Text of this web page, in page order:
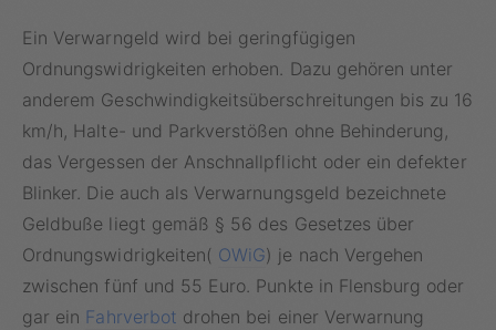
Ein Verwarngeld wird bei geringfügigen
Ordnungswidrigkeiten erhoben. Dazu gehören unter
anderem Geschwindigkeitsüberschreitungen bis zu 16
km/h, Halte- und Parkverstößen ohne Behinderung,
das Vergessen der Anschnallpflicht oder ein defekter
Blinker. Die auch als Verwarnungsgeld bezeichnete
Geldbuße liegt gemäß § 56 des Gesetzes über
Ordnungswidrigkeiten( OWiG) je nach Vergehen
zwischen fünf und 55 Euro. Punkte in Flensburg oder
gar ein Fahrverbot drohen bei einer Verwarnung